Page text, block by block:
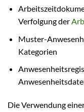
Verfolgung der
Muster-
Kategorien
Die Verwendung